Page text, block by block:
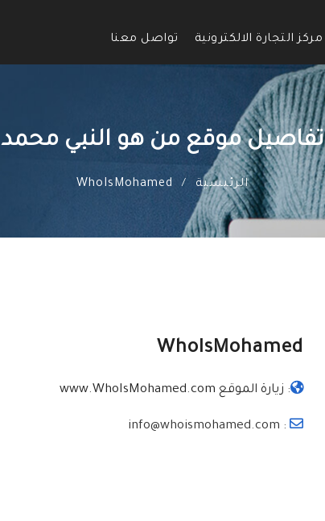
مركز التجارة الالكترونية تواصل معنا
تفاصيل موقع من هو النبي محمد
الرئيسية /
WhoIsMohamed
WhoIsMohamed
: زيارة الموقع www.WhoIsMohamed.com
: info@whoismohamed.com